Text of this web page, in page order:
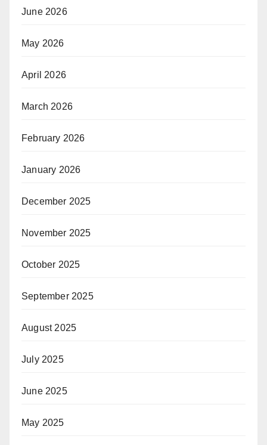
June 2026
May 2026
April 2026
March 2026
February 2026
January 2026
December 2025
November 2025
October 2025
September 2025
August 2025
July 2025
June 2025
May 2025